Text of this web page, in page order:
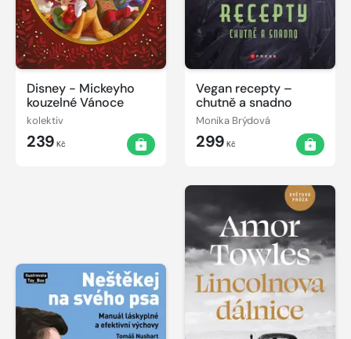
Disney - Mickeyho
kouzelné Vánoce
kolektiv
239 Kč
Vegan recepty –
chutně a snadno
Monika Brýdová
299 Kč